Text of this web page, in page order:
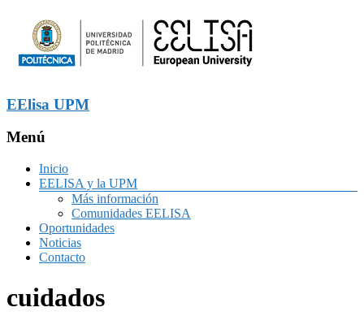
EElisa UPM
Menú
Inicio
EELISA y la UPM
Más información
Comunidades EELISA
Oportunidades
Noticias
Contacto
cuidados